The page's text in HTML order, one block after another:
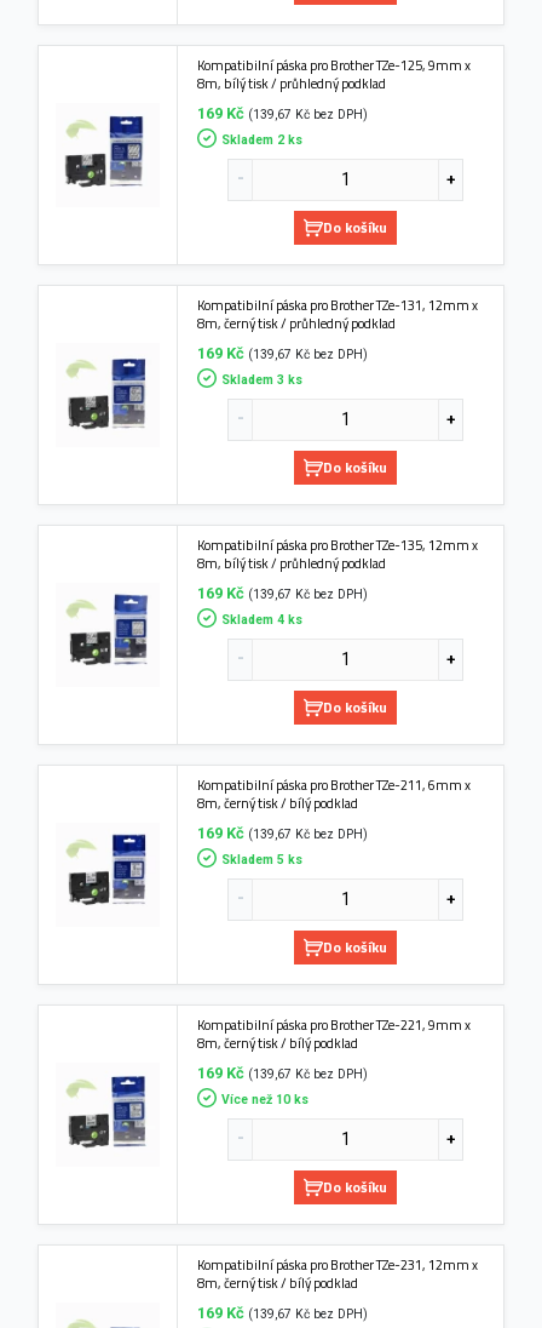
Kompatibilní páska pro Brother TZe-125, 9mm x
8m, bílý tisk / průhledný podklad
169 Kč (139,67 Kč bez DPH)
Skladem 2 ks
Do košíku
Kompatibilní páska pro Brother TZe-131, 12mm x
8m, černý tisk / průhledný podklad
169 Kč (139,67 Kč bez DPH)
Skladem 3 ks
Do košíku
Kompatibilní páska pro Brother TZe-135, 12mm x
8m, bílý tisk / průhledný podklad
169 Kč (139,67 Kč bez DPH)
Skladem 4 ks
Do košíku
Kompatibilní páska pro Brother TZe-211, 6mm x
8m, černý tisk / bílý podklad
169 Kč (139,67 Kč bez DPH)
Skladem 5 ks
Do košíku
Kompatibilní páska pro Brother TZe-221, 9mm x
8m, černý tisk / bílý podklad
169 Kč (139,67 Kč bez DPH)
Více než 10 ks
Do košíku
Kompatibilní páska pro Brother TZe-231, 12mm x
8m, černý tisk / bílý podklad
169 Kč (139,67 Kč bez DPH)